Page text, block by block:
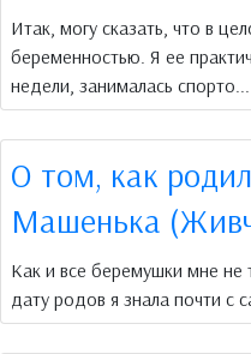
Итак, могу сказать, что в
беременностью. Я ее
недели, занималась спорто...
О том, как
Машенька
Как и все беремушки мне не
дату родов я знала почти с